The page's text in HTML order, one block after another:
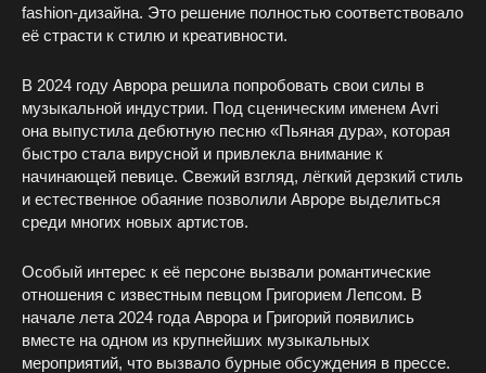
fashion-дизайна. Это решение полностью соответствовало
её страсти к стилю и креативности.
В 2024 году Аврора решила попробовать свои силы в
музыкальной индустрии. Под сценическим именем Avri
она выпустила дебютную песню «Пьяная дура», которая
быстро стала вирусной и привлекла внимание к
начинающей певице. Свежий взгляд, лёгкий дерзкий стиль
и естественное обаяние позволили Авроре выделиться
среди многих новых артистов.
Особый интерес к её персоне вызвали романтические
отношения с известным певцом Григорием Лепсом. В
начале лета 2024 года Аврора и Григорий появились
вместе на одном из крупнейших музыкальных
мероприятий, что вызвало бурные обсуждения в прессе.